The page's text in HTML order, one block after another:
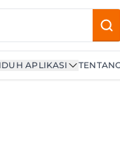
APLIKASI